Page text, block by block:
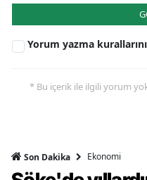
Yorum yazma kurallarını
* Bu içerik ile ilgili yorum
Son Dakika Ekonomi